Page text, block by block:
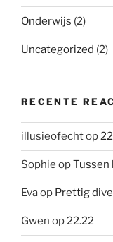
Onderwijs (2)
Uncategorized (2)
RECENTE
illusieofechtop
Sophie opTussen
Evaop Prettig
Gwen op22.22